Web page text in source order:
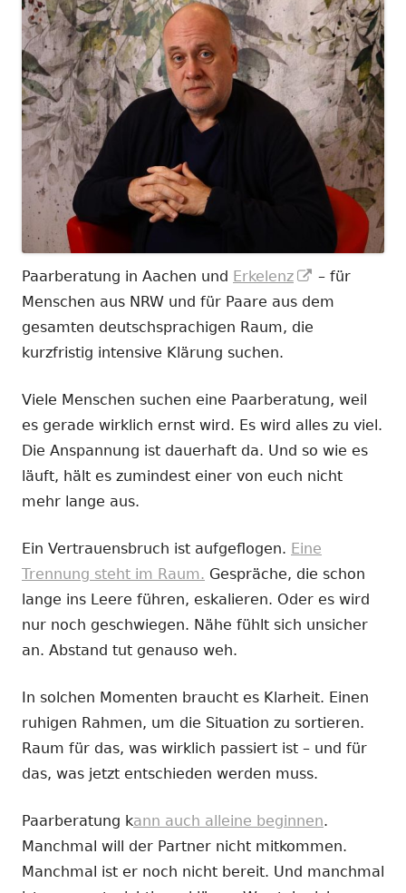
Paarberatung in Aachen und Erkelenz
In
neuem
– für
Menschen aus NRW und für Paare aus dem
gesamten deutschsprachigen Raum, die
kurzfristig intensive Klärung suchen.
Viele Menschen suchen eine Paarberatung, weil
es gerade wirklich ernst wird. Es wird alles zu viel.
Die Anspannung ist dauerhaft da. Und so wie es
läuft, hält es zumindest einer von euch nicht
mehr lange aus.
Ein Vertrauensbruch ist aufgeflogen. Eine
Trennung steht im Raum. Gespräche, die schon
lange ins Leere führen, eskalieren. Oder es wird
nur noch geschwiegen. Nähe fühlt sich unsicher
an. Abstand tut genauso weh.
In solchen Momenten braucht es Klarheit. Einen
ruhigen Rahmen, um die Situation zu sortieren.
Raum für das, was wirklich passiert ist – und für
das, was jetzt entschieden werden muss.
Paarberatung kann auch alleine beginnen.
Manchmal will der Partner nicht mitkommen.
Manchmal ist er noch nicht bereit. Und manchmal